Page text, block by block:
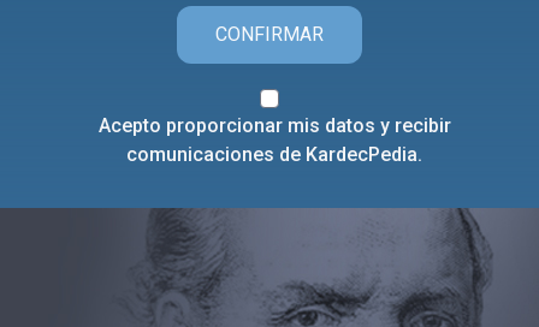
CONFIRMAR
Acepto proporcionar mis datos y recibir
comunicaciones de KardecPedia.